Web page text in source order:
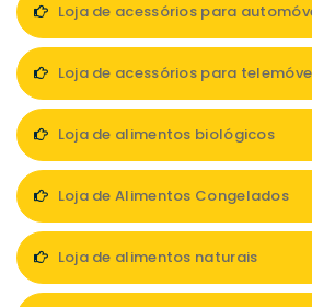
Loja de acessórios para
Loja de acessórios para
Loja de alimentos biológicos
Loja de Alimentos Congelados
Loja de alimentos naturais